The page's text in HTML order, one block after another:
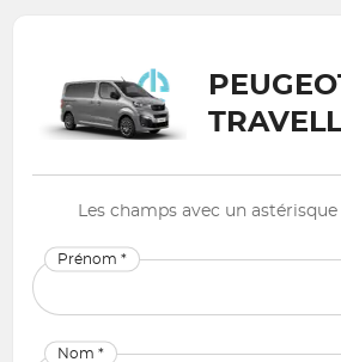
Les champs avec un
Prénom *
Nom *